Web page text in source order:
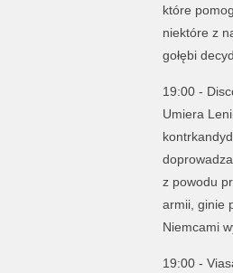
które
niektóre z
gołębi
19:00 -
Umiera
z powodu
armii, ginie
Niemcami
19:00 -